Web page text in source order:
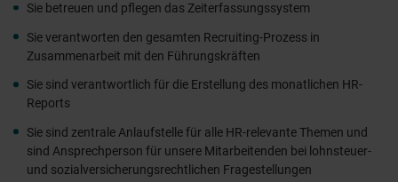
Sie betreuen und pflegen das Zeiterfassungssystem
Sie verantworten den gesamten Recruiting-Prozess in
Zusammenarbeit mit den Führungskräften
Sie sind verantwortlich für die Erstellung des monatlichen HR-
Reports
Sie sind zentrale Anlaufstelle für alle HR-relevante Themen und
sind Ansprechperson für unsere Mitarbeitenden bei lohnsteuer-
und sozialversicherungsrechtlichen Fragestellungen